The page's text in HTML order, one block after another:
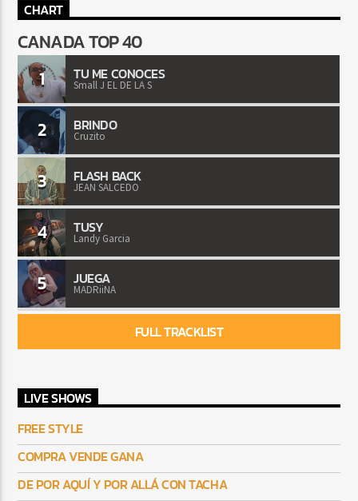
CHART
CANADA TOP 40
1 TU ME CONOCES
Small J EL DE LA S
2 BRINDO
Cruzito
3 FLASH BACK
JEAN SALCEDO
4 TUSY
Landy Garcia
5 JUEGA
MADRiiNA
FULL TRACKLIST
LIVE SHOWS
FREE STYLE
COMPRA VENDE GANA
DE POR AQUÍ Y POR ALLÁ CON TACHA